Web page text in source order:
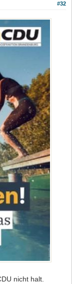
#32
nicht halt.